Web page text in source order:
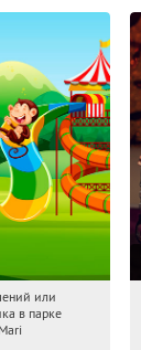
Купили:
или
в парке